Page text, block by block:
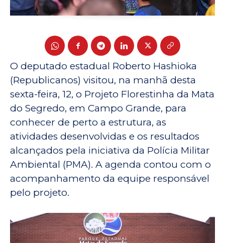
O deputado estadual Roberto Hashioka
(Republicanos) visitou, na manhã desta
sexta-feira, 12, o Projeto Florestinha da Mata
do Segredo, em Campo Grande, para
conhecer de perto a estrutura, as
atividades desenvolvidas e os resultados
alcançados pela iniciativa da Polícia Militar
Ambiental (PMA). A agenda contou com o
acompanhamento da equipe responsável
pelo projeto.